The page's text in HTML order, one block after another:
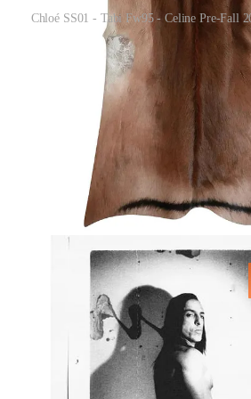
Chloé SS01 - Tabi Fw95 - Celine Pre-Fall
Di tutti questi esempi, l’insegnamento che
brand nel 2026 è quello di divertirsi. Di
seppure elegantissima, estetica
in maniera più conscia
la figura
Anche perché ormai la
visibilità culturale
non passa più per una superficiale resa
approfondimento più filosofico
del tema.
sensibile per il lusso, per conquistare il
brand non basterà più spargere frange e
collezioni. Bisognerà
identificarsi nel
Iscriviti a nss magazine su Substack per
ultime novità su cultura, moda e lifestyle